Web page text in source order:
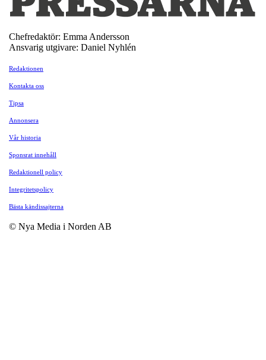
Chefredaktör: Emma Andersson
Ansvarig utgivare: Daniel Nyhlén
Redaktionen
Kontakta oss
Tipsa
Annonsera
Vår historia
Sponsrat innehåll
Redaktionell policy
Integritetspolicy
Bästa kändissajterna
© Nya Media i Norden AB